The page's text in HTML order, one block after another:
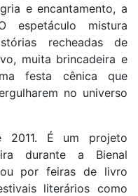
e encantamento, a
espetáculo mistura
recheadas de
muita brincadeira e
festa cênica que
no universo
2011. É um projeto
durante a Bienal
por feiras de livro
literários como